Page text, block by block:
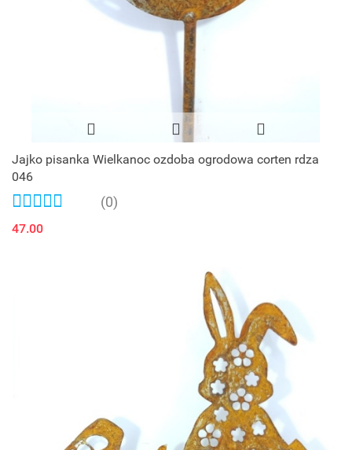
Jajko pisanka Wielkanoc ozdoba ogrodowa corten rdza
046
(0)
47.00